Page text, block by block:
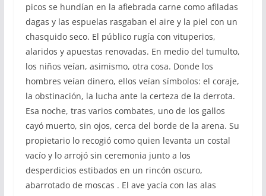
picos se hundían en la afiebrada carne como afiladas
dagas y las espuelas rasgaban el aire y la piel con un
chasquido seco. El público rugía con vituperios,
alaridos y apuestas renovadas. En medio del tumulto,
los niños veían, asimismo, otra cosa. Donde los
hombres veían dinero, ellos veían símbolos: el coraje,
la obstinación, la lucha ante la certeza de la derrota.
Esa noche, tras varios combates, uno de los gallos
cayó muerto, sin ojos, cerca del borde de la arena. Su
propietario lo recogió como quien levanta un costal
vacío y lo arrojó sin ceremonia junto a los
desperdicios estibados en un rincón oscuro,
abarrotado de moscas . El ave yacía con las alas